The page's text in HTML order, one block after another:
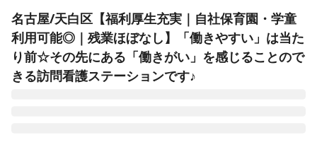
名古屋/天白区【福利厚生充実｜自社保育園・学童
利用可能◎｜残業ほぼなし】「働きやすい」は当た
り前☆その先にある「働きがい」を感じることので
きる訪問看護ステーションです♪